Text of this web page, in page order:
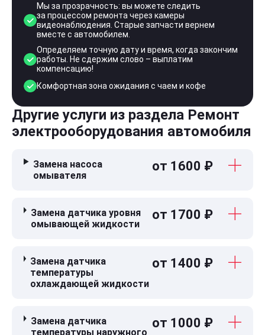
Мы за прозрачность: вы можете следить
за процессом ремонта через камеры
видеонаблюдения. Старые запчасти вернем
вместе с автомобилем.
Определяем точную дату и время, когда закончим
работы. Не сдержим слово – выплатим
компенсацию!
Комфортная зона ожидания с чаем и кофе
Другие услуги из раздела Ремонт
электрооборудования автомобиля
Замена насоса
омывателя
от 1600 ₽
Замена датчика уровня
омывающей жидкости
от 1700 ₽
Замена датчика
температуры
охлаждающей жидкости
от 1400 ₽
Замена датчика
температуры наружного
от 1000 ₽